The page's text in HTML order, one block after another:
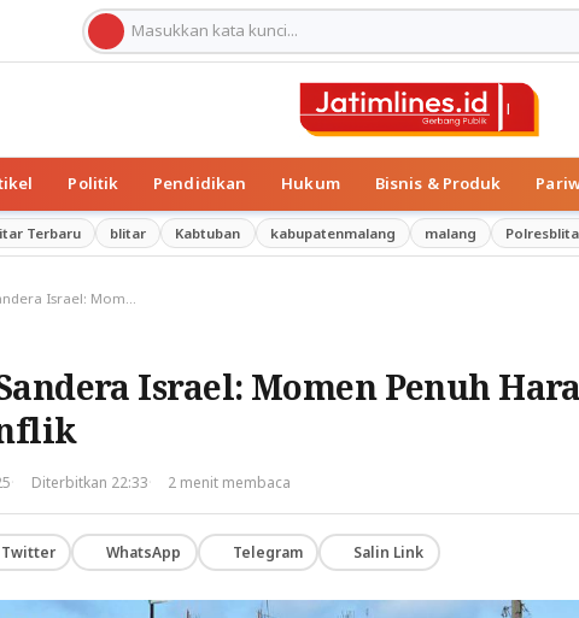
Politik Pendidikan Hukum Bisnis & Produk
Terbaru blitar Kabtuban kabupatenmalang malang
Israel: Momen Penuh
· Diterbitkan 22:33· 2 menit membaca
Twitter WhatsApp Telegram Salin Link